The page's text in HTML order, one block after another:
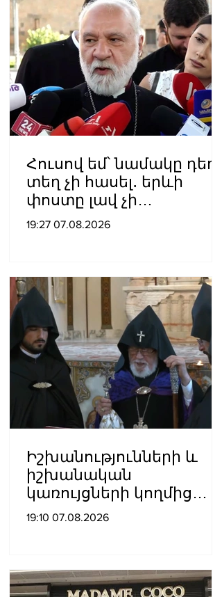
Հուսով եմ՝ նամակը դեռ
տեղ չի հասել․ երևի
փոստը լավ չի
աշխատում․ Նաթան
պատրիարքի լռության
մասին
19:27 07.08.2026
Իշխանությունների և
իշխանական
կառույցների կողմից
քայլեր են ձեռնարկվում
վնասելու,
ինքնավարությունը
19:10 07.08.2026